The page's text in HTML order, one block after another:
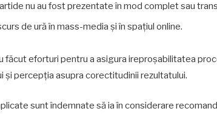
nu au fost prezentate în mod complet sau
de ură în mass-media și în spațiul online.
făcut eforturi pentru a asigura ireproșabilitatea
și percepția asupra corectitudinii rezultatului.
sunt îndemnate să ia în considerare